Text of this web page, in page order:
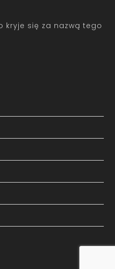
kryje się za nazwą tego